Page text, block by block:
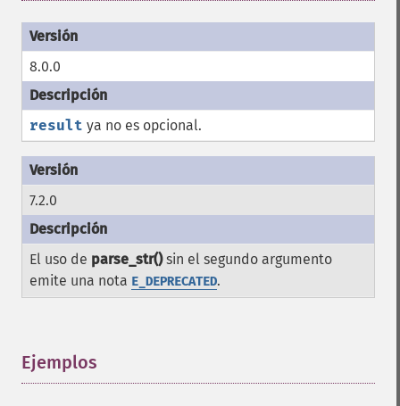
8.0.0
result ya no es opcional.
7.2.0
El uso de parse_str()sin el segundo argumento
emite una nota E_DEPRECATED.
Ejemplos